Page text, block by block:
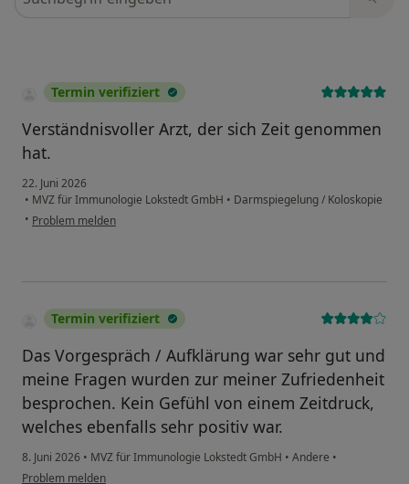
Termin verifiziert
Verständnisvoller Arzt, der sich Zeit genommen
hat.
22. Juni 2026
• MVZ für Immunologie Lokstedt GmbH • Darmspiegelung / Koloskopie
• Problem melden
Termin verifiziert
Das Vorgespräch / Aufklärung war sehr gut und
meine Fragen wurden zur meiner Zufriedenheit
besprochen. Kein Gefühl von einem Zeitdruck,
welches ebenfalls sehr positiv war.
8. Juni 2026 • MVZ für Immunologie Lokstedt GmbH • Andere •
Problem melden